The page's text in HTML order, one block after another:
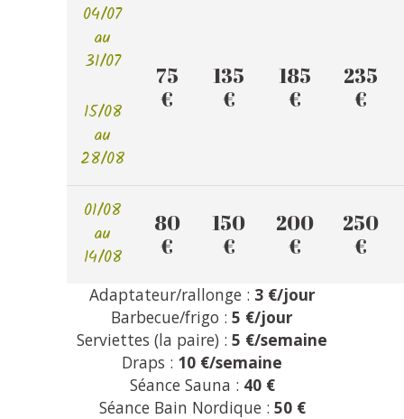
04/07
au
31/07
75
€
135
€
185
€
235
€
15/08
au
28/08
01/08
au
14/08
80
€
150
€
200
€
250
€
Adaptateur/rallonge : 3 €/jour
Barbecue/frigo : 5 €/jour
Serviettes (la paire) : 5 €/semaine
Draps : 10 €/semaine
Séance Sauna : 40 €
Séance Bain Nordique : 50 €